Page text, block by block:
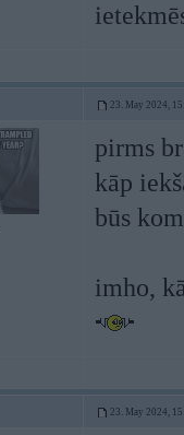
23. May 2024,
pirms
kāp
būs
imho,
23. May 2024,